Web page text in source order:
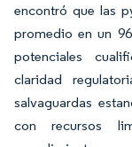
encontró que las
promedio en un
potenciales
claridad
salvaguardas
con recursos